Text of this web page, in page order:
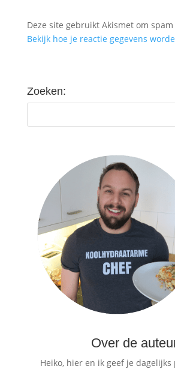
Deze site gebruikt Akismet om
Bekijk hoe je reactie gegevens
Zoeken:
Over de
Heiko, hier en ik geef je